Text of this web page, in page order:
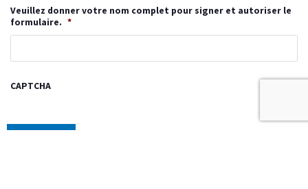
Veuillez donner votre nom complet pour signer et autoriser le
formulaire. *
CAPTCHA